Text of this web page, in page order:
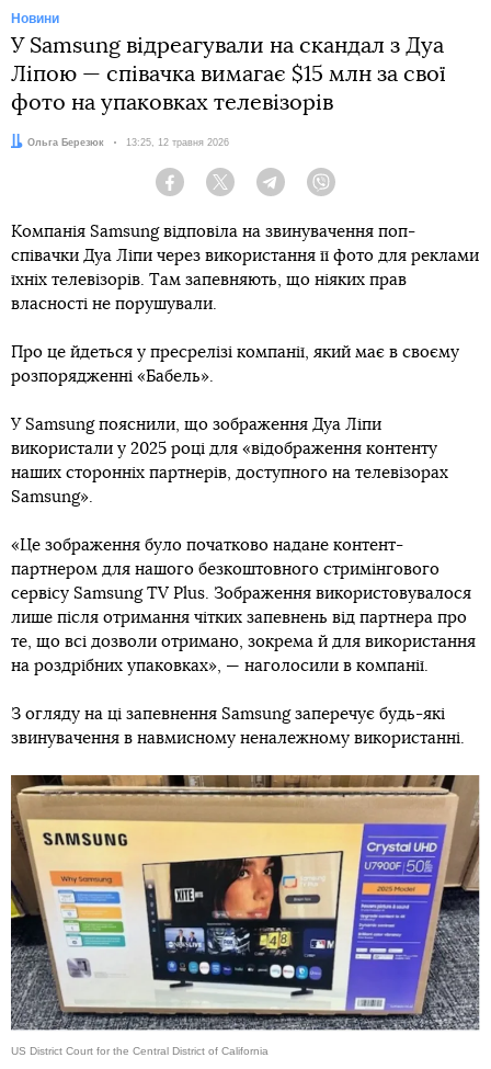
Новини
У Samsung відреагували на скандал з Дуа
Ліпою — співачка вимагає $15 млн за свої
фото на упаковках телевізорів
Автор:
Ольга Березюк Дата:
13:25, 12 травня 2026
Facebook Twitter Telegram
Компанія Samsung відповіла на звинувачення поп-
співачки Дуа Ліпи через використання її фото для реклами
їхніх телевізорів. Там запевняють, що ніяких прав
власності не порушували.
Про це йдеться у пресрелізі компанії, який має в своєму
розпорядженні «Бабель».
У Samsung пояснили, що зображення Дуа Ліпи
використали у 2025 році для «відображення контенту
наших сторонніх партнерів, доступного на телевізорах
Samsung».
«Це зображення було початково надане контент-
партнером для нашого безкоштовного стримінгового
сервісу Samsung TV Plus. Зображення використовувалося
лише після отримання чітких запевнень від партнера про
те, що всі дозволи отримано, зокрема й для використання
на роздрібних упаковках», — наголосили в компанії.
З огляду на ці запевнення Samsung заперечує будь-які
звинувачення в навмисному неналежному використанні.
US District Court for the Central District of California